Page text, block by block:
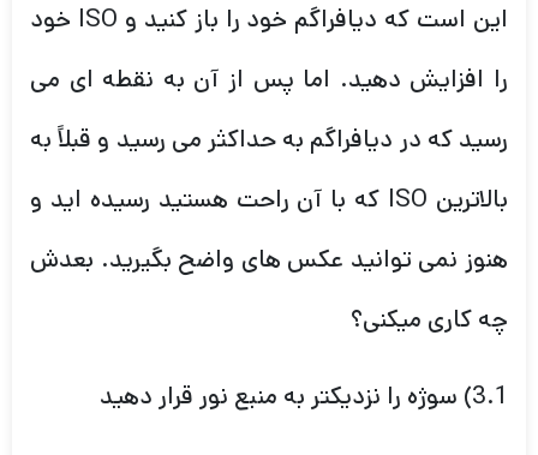
این است که دیافراگم خود را باز کنید و ISO خود
را افزایش دهید. اما پس از آن به نقطه ای می
رسید که در دیافراگم به حداکثر می رسید و قبلاً به
بالاترین ISO که با آن راحت هستید رسیده اید و
هنوز نمی توانید عکس های واضح بگیرید. بعدش
چه کاری میکنی؟
3.1) سوژه را نزدیکتر به منبع نور قرار دهید